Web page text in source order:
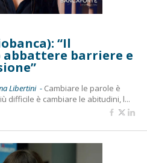
“Il
abbattere barriere e
Libertini - Cambiare le parole è
difficile è cambiare le abitudini, l...